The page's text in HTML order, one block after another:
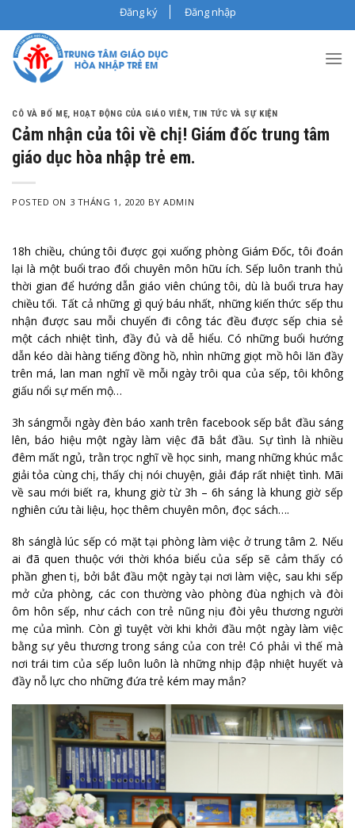
to
content
Đăng ký Đăng nhập
CÔ VÀ BỐ MẸ, HOẠT ĐỘNG CỦA GIÁO VIÊN,TIN TỨC VÀ SỰ KIỆN
Cảm nhận của tôi về chị! Giám đốc trung tâm
giáo dục hòa nhập trẻ em.
POSTED ON 3 THÁNG 1, 2020 BYADMIN
18h chiều, chúng tôi được gọi xuống phòng Giám Đốc, tôi đoán
lại là một buổi trao đổi chuyên môn hữu ích. Sếp luôn tranh thủ
thời gian để hướng dẫn giáo viên chúng tôi, dù là buổi trưa hay
chiều tối. Tất cả những gì quý báu nhất, những kiến thức sếp thu
nhận được sau mỗi chuyến đi công tác đều được sếp chia sẻ
một cách nhiệt tình, đầy đủ và dễ hiểu. Có những buổi hướng
dẫn kéo dài hàng tiếng đồng hồ, nhìn những giọt mồ hôi lăn đầy
trên má, lan man nghĩ về mỗi ngày trôi qua của sếp, tôi không
giấu nổi sự mến mộ…
3h sángmỗi ngày đèn báo xanh trên facebook sếp bắt đầu sáng
lên, báo hiệu một ngày làm việc đã bắt đầu. Sự tình là nhiều
đêm mất ngủ, trằn trọc nghĩ về học sinh, mang những khúc mắc
giải tỏa cùng chị, thấy chị nói chuyện, giải đáp rất nhiệt tình. Mãi
về sau mới biết ra, khung giờ từ 3h – 6h sáng là khung giờ sếp
nghiên cứu tài liệu, học thêm chuyên môn, đọc sách….
8h sánglà lúc sếp có mặt tại phòng làm việc ở trung tâm 2. Nếu
ai đã quen thuộc với thời khóa biểu của sếp sẽ cảm thấy có
phần ghen tị, bởi bắt đầu một ngày tại nơi làm việc, sau khi sếp
mở cửa phòng, các con thường vào phòng đùa nghịch và đòi
ôm hôn sếp, như cách con trẻ nũng nịu đòi yêu thương người
mẹ của mình. Còn gì tuyệt vời khi khởi đầu một ngày làm việc
bằng sự yêu thương trong sáng của con trẻ! Có phải vì thế mà
nơi trái tim của sếp luôn luôn là những nhịp đập nhiệt huyết và
đầy nỗ lực cho những đứa trẻ kém may mắn?